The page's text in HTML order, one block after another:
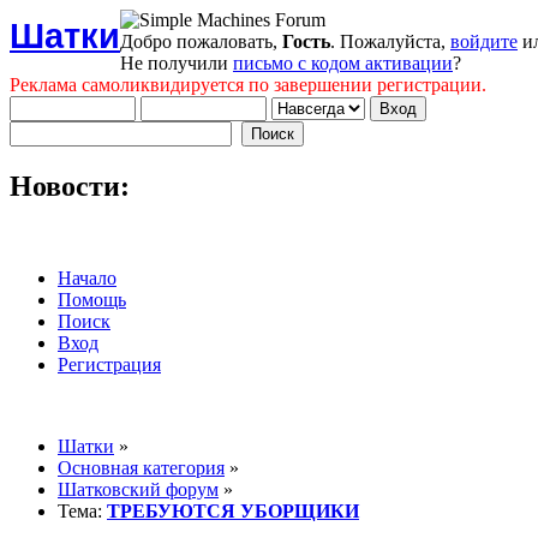
ШаткиДобро пожаловать, Гость. Пожалуйста, войдите
Не получили письмо с кодом активации?
Реклама самоликвидируется по завершении регистрации.
Новости:
Начало
Помощь
Поиск
Вход
Регистрация
Шатки »
Основная категория »
Шатковский форум »
Тема: ТРЕБУЮТСЯ УБОРЩИКИ